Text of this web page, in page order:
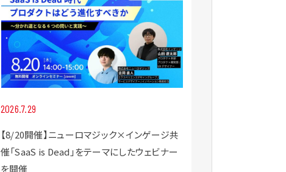
2026.7.29
【8/20開催】ニューロマジック×インゲージ共
催「SaaS is Dead」をテーマにしたウェビナー
を開催